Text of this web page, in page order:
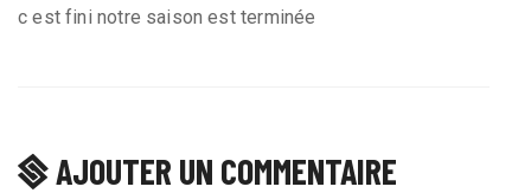
c est fini notre saison est terminée
AJOUTER UN COMMENTAIRE